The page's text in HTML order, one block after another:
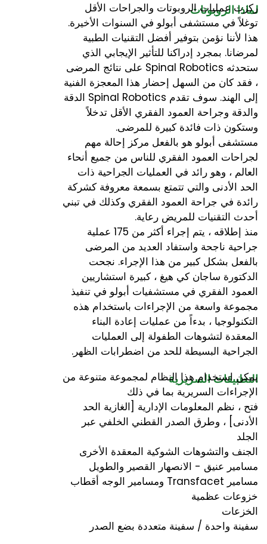
لماذا الروبوتات
ركزت عمليات الروبوتات والجراحات الأقل
توغلاً في مستشفى أبولو في السنوات الأخيرة.
هذا لأننا نؤمن بتوفير أفضل التقنيات الطبية
لمرضانا. بمجرد إدراكنا للتأثير الإيجابي الذي
ستحدثه Spinal Robotics على نتائج المرضى
، فقد كان من السهل إحضار هذا المعجزة الفنية
إلى الهند. سوف تقدم Spinal Robotics الدقة
والدقة وجراحة العمود الفقري الأقل تدخلاً
وستكون ذات فائدة كبيرة للمرضى.
مستشفى أبولو هو بالفعل مركز إحالة مهم
لجراحات العمود الفقري للناس من جميع أنحاء
العالم ، وهو رائد في العمليات الجراحية ذات
الحد الأدنى والتي تتمتع بسمعة معروفة كشركة
رائدة في جراحة العمود الفقري وكذلك في تبني
أحدث التقنيات للمريض رعاية.
منذ إطلاقه ، يتم إجراء أكثر من 175 عملية
جراحية ناجحة واستفاد العديد من المرضى
بالفعل بشكل كبير من هذا الإجراء. نجحت
الدكتورة ساجان كي هيغ ، كبيرة استشاريين
العمود الفقري في مستشفيات أبولو في تنفيذ
مجموعة واسعة من الإجراءات باستخدام هذه
التكنولوجيا ، بدءاً من عمليات إعادة البناء
المعقدة لتشوهات الطفولة إلى العمليات
الجراحية البسيطة للحد من اضطرابات الظهر.
التطبيقات السريرية
يمكن استخدام هذا النظام لمجموعة متنوعة من
الإجراءات السريرية بما في ذلك
فتح ، نظم المعلومات الإدارية [الغازية الحد
الأدنى] ، وطرق الصدر القطني الخلفي عبر
الجلد
الجنف والتشوهات الشوكية المعقدة الأخرى
مسامير عنيق - الانصهار القصير والطويل
مسامير Transfacet ومسامير الوجه أقطاب
خزوعات عظمية
الخزعات
سفينة واحدة / سفينة متعددة بضع الصدر